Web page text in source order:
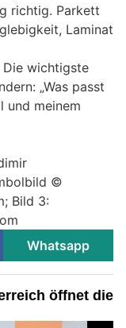
richtig. Parkett
Laminat
Die wichtigste
„Was passt
und meinem
©
Bild 3:
Whatsapp
öffnet die